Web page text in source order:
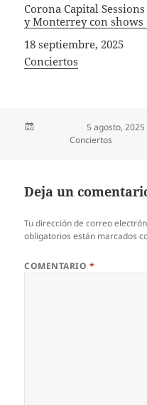
Corona Capital
y Monterrey con shows
Fecha
18 septiembre, 2025
In relation to
Conciertos
Publicado el5 agosto, 2025
CategoríasConciertos
Deja un
Tu dirección de correo
obligatorios están marcados
COMENTARIO *